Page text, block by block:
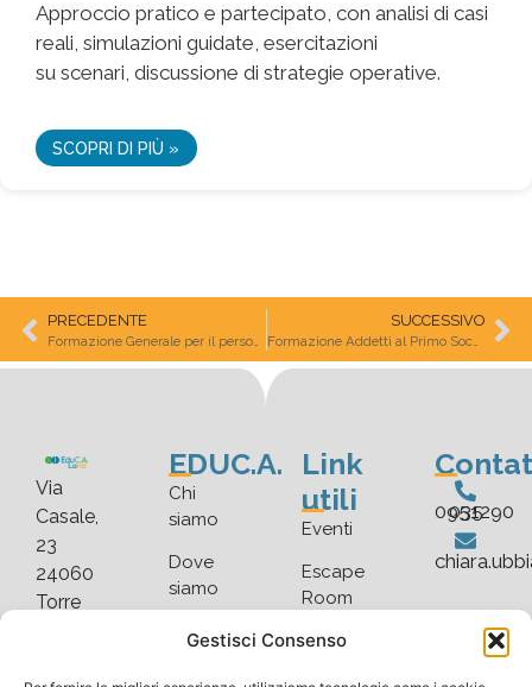
Gestisci Consenso
Approccio pratico e partecipato, con analisi di casi
reali, simulazioni guidate, esercitazioni
su scenari, discussione di strategie operative.
SCOPRI DI PIÙ »
PRECEDENTE
Formazione Generale per il personale scolastico
SUCCESSIVO
Formazione Addetti al Primo Soccorso – Gruppi B e C (Secondo D.Lgs. 388/03)
Via
Casale,
23
24060
Torre
EDUC.A.
Chi
siamo
Dove
siamo
Faq
Link
utili
Eventi
Escape
Room
Blog
035 0951290